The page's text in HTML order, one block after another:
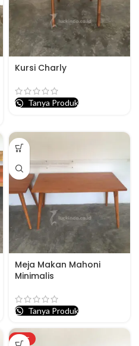
Kursi Charly
Tanya Produk
Meja Makan Mahoni
Minimalis
Tanya Produk
HOT